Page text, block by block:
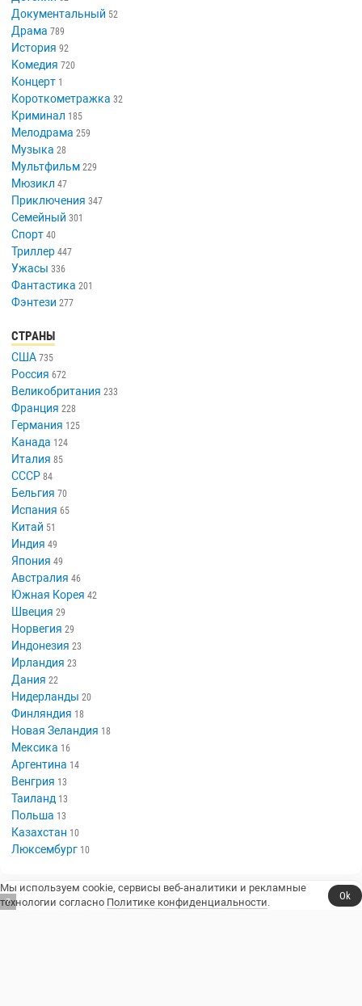
Документальный 52
Драма 789
История 92
Комедия 720
Концерт 1
Короткометражка 32
Криминал 185
Мелодрама 259
Музыка 28
Мультфильм 229
Мюзикл 47
Приключения 347
Семейный 301
Спорт 40
Триллер 447
Ужасы 336
Фантастика 201
Фэнтези 277
СТРАНЫ
США 735
Россия 672
Великобритания 233
Франция 228
Германия 125
Канада 124
Италия 85
СССР 84
Бельгия 70
Испания 65
Китай 51
Индия 49
Япония 49
Австралия 46
Южная Корея 42
Швеция 29
Норвегия 29
Индонезия 23
Ирландия 23
Дания 22
Нидерланды 20
Финляндия 18
Новая Зеландия 18
Мексика 16
Аргентина 14
Венгрия 13
Таиланд 13
Польша 13
Казахстан 10
Люксембург 10
Сериалы, юмор и стендап.
Мы используем cookie, сервисы веб-аналитики и рекламные
технологии согласно Политике конфиденциальности.
Ok
6